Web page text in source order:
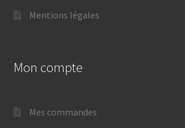
Mentions légales
Mon compte
Mes commandes